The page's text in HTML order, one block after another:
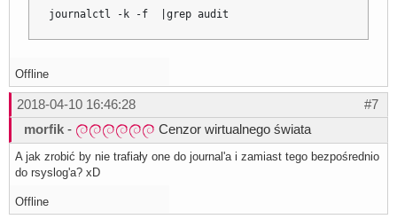
journalctl -k -f  |grep audit
Offline
#7
2018-04-10 16:46:28
morfik - Cenzor wirtualnego świata
A jak zrobić by nie trafiały one do journal'a i zamiast tego bezpośrednio
do rsyslog'a? xD
Offline